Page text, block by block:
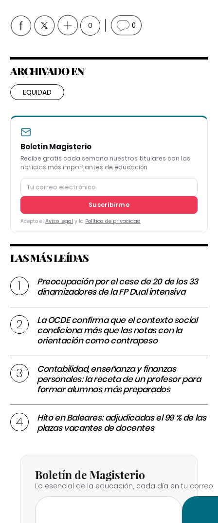
0 0
ARCHIVADO EN
EQUIDAD
Boletín Magisterio
Recibe gratis cada semana nuestros titulares con las
noticias más importantes de educación
Suscribirme
Acepto el Aviso legal y la Política de privacidad
LAS MÁS LEÍDAS
Preocupación por el cese de 20 de los 33
dinamizadores de la FP Dual intensiva
La OCDE confirma que el contexto social
condiciona más que las notas con la
orientación como contrapeso
Contabilidad, enseñanza y finanzas
personales: la receta de un profesor para
formar alumnos más preparados
Hito en Baleares: adjudicadas el 99 % de las
plazas vacantes de docentes
Boletín de Magisterio
Lo esencial de la educación, cada día en tu correo.